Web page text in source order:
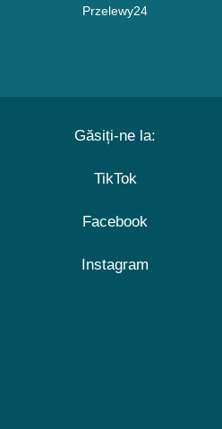
Przelewy24
Găsiți-ne la:
TikTok
Facebook
Instagram